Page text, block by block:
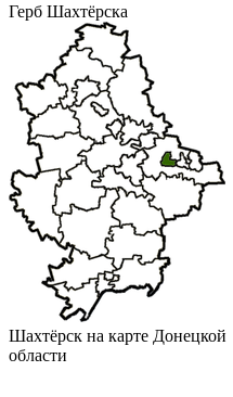
Герб Шахтёрска
Шахтёрск на карте Донецкой
области